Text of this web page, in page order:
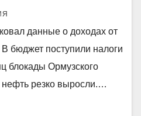
данные о доходах от
бюджет поступили налоги
блокады Ормузского
нефть резко выросли.…